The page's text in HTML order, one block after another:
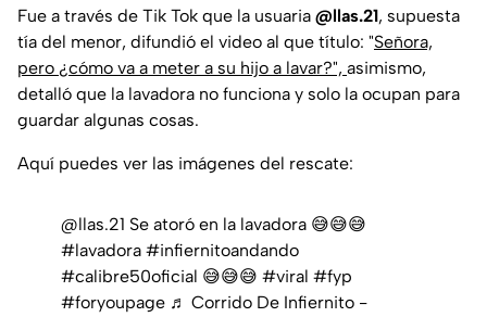
Fue a través de Tik Tok que la usuaria @llas.21, supuesta
tía del menor, difundió el video al que título: "Señora,
pero ¿cómo va a meter a su hijo a lavar?", asimismo,
detalló que la lavadora no funciona y solo la ocupan para
guardar algunas cosas.
Aquí puedes ver las imágenes del rescate:
@llas.21 Se atoró en la lavadora 😅😅😅
#lavadora #infiernitoandando
#calibre50oficial 😅😅😅 #viral #fyp
#foryoupage ♬ Corrido De Infiernito -